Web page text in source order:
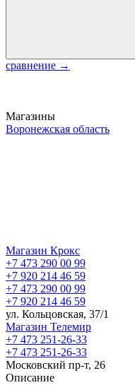
сравнение →
Магазины
Воронежская область
Магазин Крокс
+7 473 290 00 99
+7 920 214 46 59
+7 473 290 00 99
+7 920 214 46 59
ул. Кольцовская, 37/1
Магазин Телемир
+7 473 251-26-33
+7 473 251-26-33
Московский пр-т, 26
Описание